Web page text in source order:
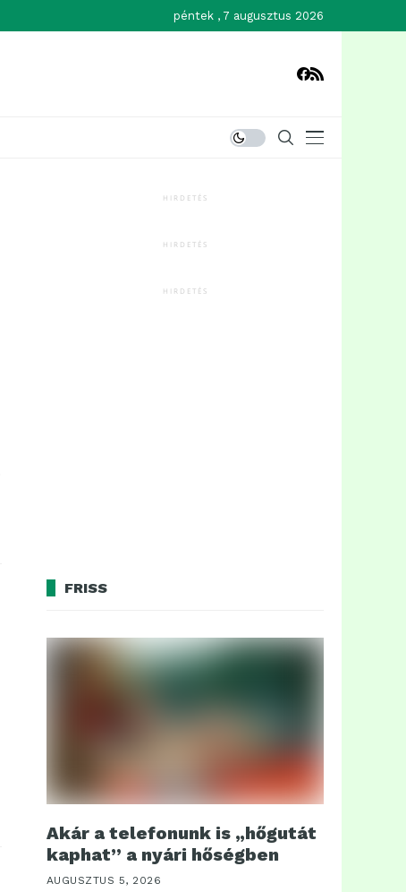
péntek , 7 augusztus 2026
HIRDETÉS
HIRDETÉS
HIRDETÉS
FRISS
Akár a telefonunk is „hőgutát
kaphat” a nyári hőségben
AUGUSZTUS 5, 2026